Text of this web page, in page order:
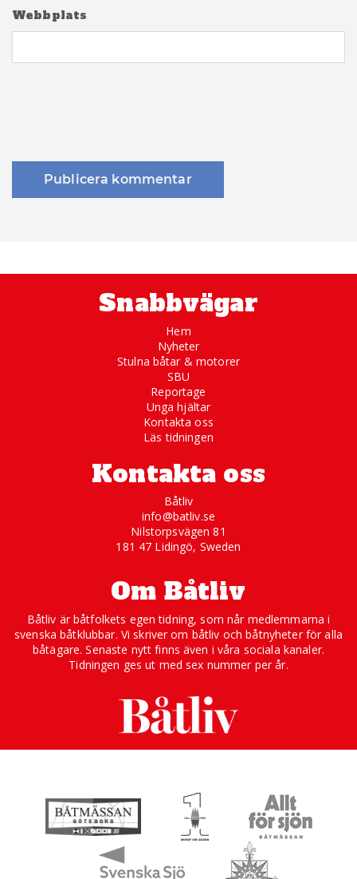
Webbplats
Snabbvägar
Hem
Nyheter
Stulna båtar & motorer
SBU
Reportage
Unga hjältar
Kontakta oss
Läs tidningen
Kontakta oss
Båtliv
info@batliv.se
Nilstorpsvägen 81
181 47 Lidingö, Sweden
Om Båtliv
Båtliv är båtfolkets egen tidning, som når medlemmarna i
svenska båtklubbar. Vi skriver om båtliv och båtnyheter för alla
båtägare. Senaste nytt finns även i våra sociala kanaler.
Tidningen ges ut med sex nummer per år.